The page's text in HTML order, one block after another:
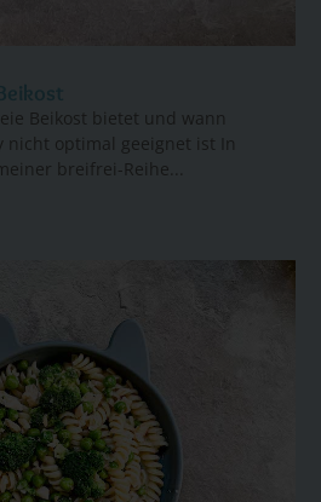
Beikost bietet und wann
optimal geeignet ist In
breifrei-Reihe...